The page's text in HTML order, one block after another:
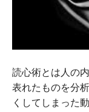
読心術とは人の
表れたものを分
くしてしまった